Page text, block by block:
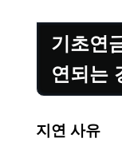
기초연
연되는
지연 사유